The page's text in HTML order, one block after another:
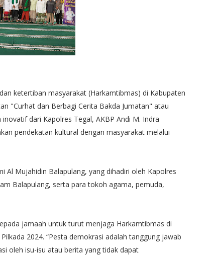
ketertiban masyarakat (Harkamtibmas) di Kabupaten
"Curhat dan Berbagi Cerita Bakda Jumatan" atau
dari Kapolres Tegal, AKBP Andi M. Indra
pendekatan kultural dengan masyarakat melalui
Al Mujahidin Balapulang, yang dihadiri oleh Kapolres
Balapulang, serta para tokoh agama, pemuda,
jamaah untuk turut menjaga Harkamtibmas di
2024. “Pesta demokrasi adalah tanggung jawab
oleh isu-isu atau berita yang tidak dapat